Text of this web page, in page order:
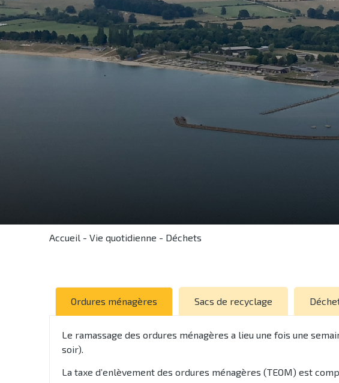
Accueil - Vie quotidienne - Déchets
Ordures ménagères Sacs de recyclage
Le ramassage des ordures ménagères a lieu une fois une
soir).
La taxe d’enlèvement des ordures ménagères (TEOM) est